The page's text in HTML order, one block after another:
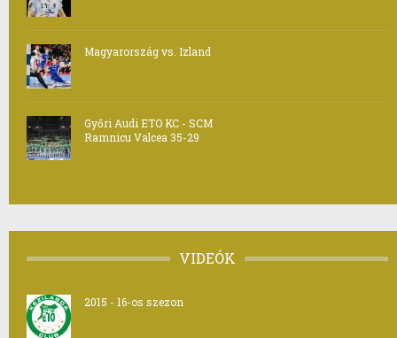
Magyarország vs. Izland
Győri Audi ETO KC - SCM
Ramnicu Valcea 35-29
VIDEÓK
2015 - 16-os szezon